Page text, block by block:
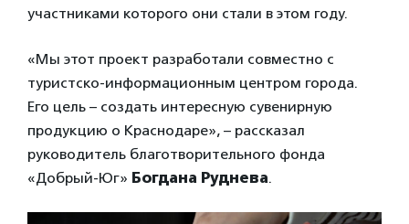
участниками которого они стали в этом году.
«Мы этот проект разработали совместно с
туристско-информационным центром города.
Его цель – создать интересную сувенирную
продукцию о Краснодаре», – рассказал
руководитель благотворительного фонда
«Добрый-Юг» Богдана Руднева.